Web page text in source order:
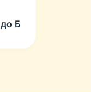
Б